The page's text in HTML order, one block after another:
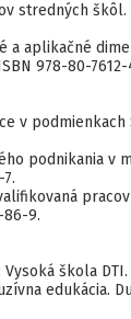
stredných
a aplikačné
978-80-7612-
v podmienkach
podnikania v
86-9.
škola
edukácia.